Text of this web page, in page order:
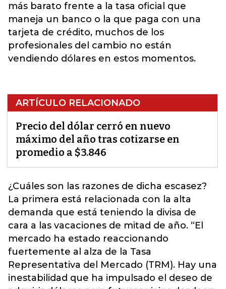
más barato frente a la tasa oficial que
maneja un banco o la que paga con una
tarjeta de crédito, muchos de los
profesionales del cambio no están
vendiendo dólares en estos momentos.
ARTÍCULO RELACIONADO
Precio del dólar cerró en nuevo
máximo del año tras cotizarse en
promedio a $3.846
¿Cuáles son las razones de dicha escasez?
La primera está relacionada con la alta
demanda que está teniendo la divisa de
cara a las vacaciones de mitad de año. “El
mercado ha estado reaccionando
fuertemente al alza de la Tasa
Representativa del Mercado (TRM). Hay una
inestabilidad que ha impulsado el deseo de